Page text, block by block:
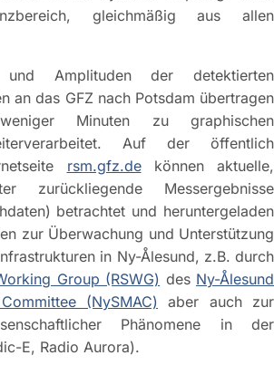
gleichmäßig aus allen
und Amplituden der detektierten
an das GFZ nach Potsdam übertragen
Minuten zu graphischen
Auf der öffentlich
rsm.gfz.dekönnen aktuelle,
zurückliegende Messergebnisse
betrachtet und heruntergeladen
zur Überwachung und Unterstützung
in Ny-Ålesund, z.B. durch
Group (RSWG) des Ny-Ålesund
(NySMAC) aber auch zur
Phänomene in der
E, Radio Aurora).